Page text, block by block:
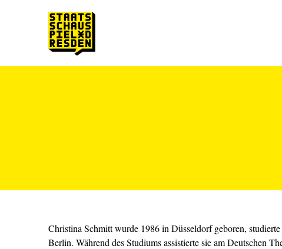
Christina Schmitt wurde 1986 in Düsseldorf geboren,
Berlin. Während des Studiums assistierte sie am Deutschen